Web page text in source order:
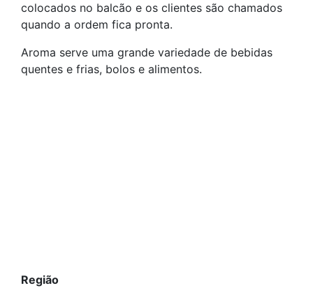
colocados no balcão e os clientes são chamados
quando a ordem fica pronta.
Aroma serve uma grande variedade de bebidas
quentes e frias, bolos e alimentos.
Região